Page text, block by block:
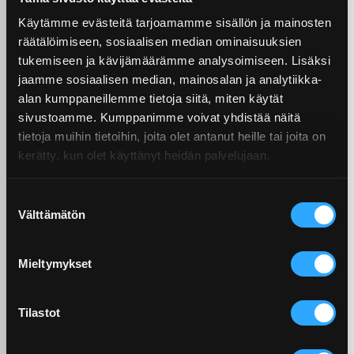
Käytämme evästeitä tarjoamamme sisällön ja mainosten
räätälöimiseen, sosiaalisen median ominaisuuksien
tukemiseen ja kävijämäärämme analysoimiseen. Lisäksi
jaamme sosiaalisen median, mainosalan ja analytiikka-
alan kumppaneillemme tietoja siitä, miten käytät
sivustoamme. Kumppanimme voivat yhdistää näitä
tietoja muihin tietoihin, joita olet antanut heille tai joita on
kerätty, kun olet käyttänyt heidän palvelujaan.
valinta
Välttämätön
Mieltymykset
Tilastot
työstökoneet ja työkalut.
Mitkä ovat
yleisjyrsinkoneen ja CNC-
jyrsinkoneen edut ja
haasteet?
käytön helppous ilman ohjelmointitaitoja. Ne ovat
myös joustavampia nopeissa muutoksissa ja pienissä
käyttäjän taidoista, hitaampi tuotantonopeus,
monimutkaisuus.